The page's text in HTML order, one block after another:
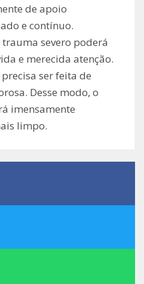
de apoio
e contínuo.
severo poderá
e merecida atenção.
ser feita de
Desse modo, o
imensamente
limpo.